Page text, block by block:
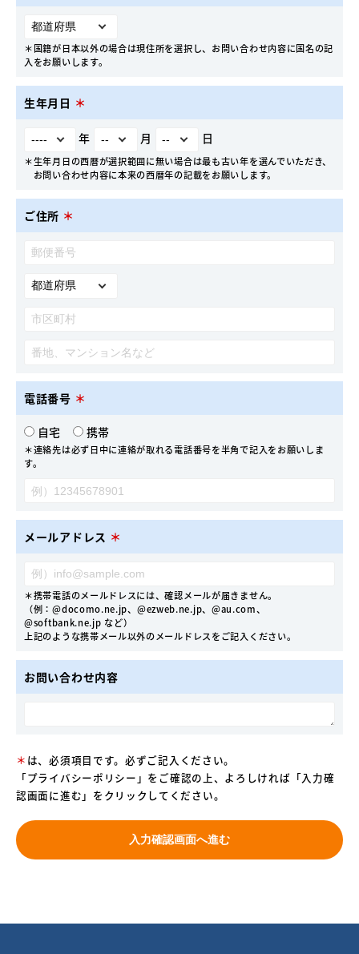
＊国籍が日本以外の場合は現住所を選択し、お問い合わせ内容に国名の記
入をお願いします。
生年月日 ＊
年 月 日
＊生年月日の西暦が選択範囲に無い場合は最も古い年を選んでいただき、
お問い合わせ内容に本来の西暦年の記載をお願いします。
ご住所 ＊
電話番号 ＊
自宅 携帯
＊連絡先は必ず日中に連絡が取れる電話番号を半角で記入をお願いしま
す。
メールアドレス ＊
＊携帯電話のメールドレスには、確認メールが届きません。
（例：@docomo.ne.jp、@ezweb.ne.jp、@au.com、
@softbank.ne.jp など）
上記のような携帯メール以外のメールドレスをご記入ください。
お問い合わせ内容
＊ は、必須項目です。必ずご記入ください。
「プライバシーポリシー 」をご確認の上、よろしければ「入力確
認画面に進む」をクリックしてください。
入力確認画面へ進む